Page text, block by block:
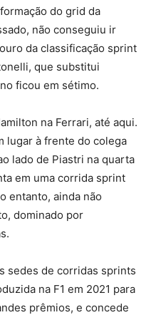
do grid da
não conseguiu ir
da classificação sprint
que substitui
ficou em sétimo.
na Ferrari, até aqui.
lugar à frente do colega
lado de Piastri na quarta
em uma corrida sprint
entanto, ainda não
dominado por
sedes de corridas sprints
na F1 em 2021 para
prêmios, e concede